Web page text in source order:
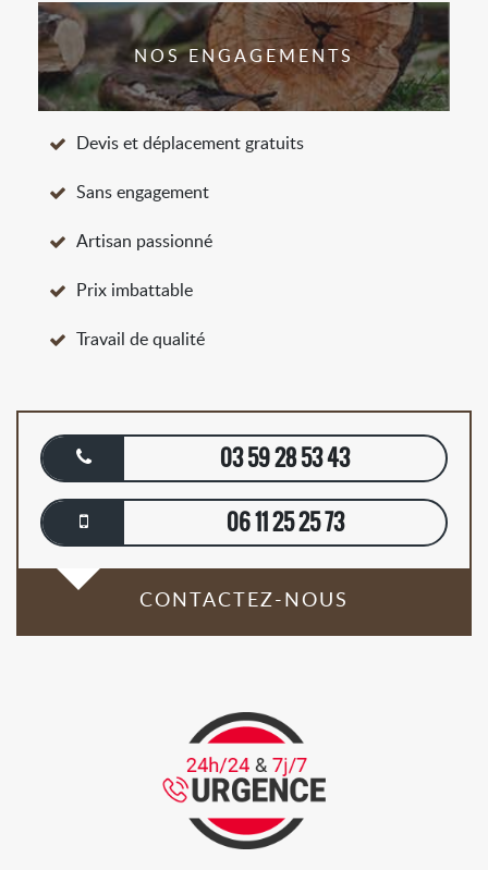
NOS ENGAGEMENTS
Devis et déplacement gratuits
Sans engagement
Artisan passionné
Prix imbattable
Travail de qualité
03 59 28 53 43
06 11 25 25 73
CONTACTEZ-NOUS